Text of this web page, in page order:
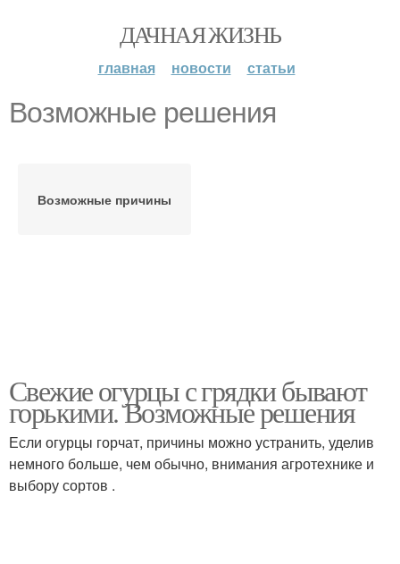
ДАЧНАЯ ЖИЗНЬ
главная новости статьи
Возможные решения
Возможные причины
Свежие огурцы с грядки бывают
горькими. Возможные решения
Если огурцы горчат, причины можно устранить, уделив
немного больше, чем обычно, внимания агротехнике и
выбору сортов .